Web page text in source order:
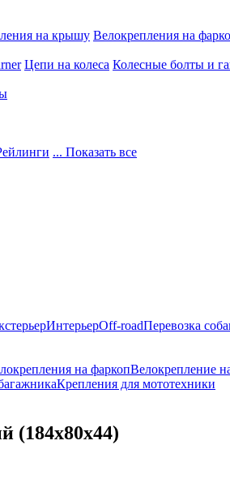
на крышу Велокрепления на
Цепи на колеса Колесные болты и
... Показать все
ИнтерьерOff-roadПеревозка
на фаркопВелокрепление
Крепления для мототехники
(184х80х44)